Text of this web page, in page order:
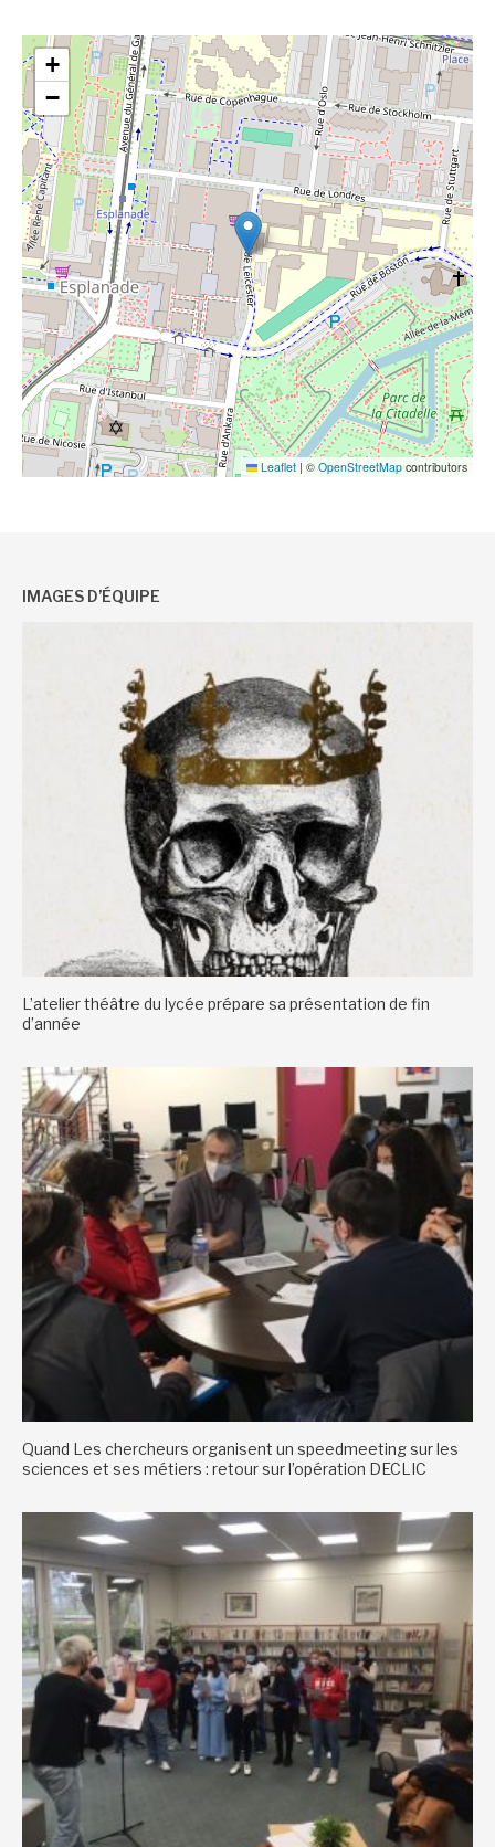
+
−
Leaflet | © OpenStreetMapcontributors
IMAGES D’ÉQUIPE
L’atelier théâtre du lycée prépare sa présentation de fin
d’année
Quand Les chercheurs organisent un speedmeeting sur les
sciences et ses métiers : retour sur l’opération DECLIC